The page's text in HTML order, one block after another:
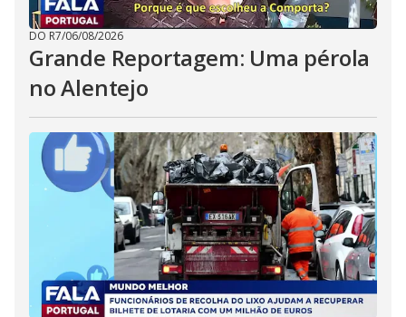
DO R7/06/08/2026
Grande Reportagem: Uma pérola
no Alentejo